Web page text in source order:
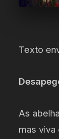
Texto
As
mas